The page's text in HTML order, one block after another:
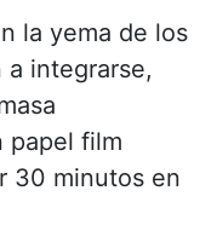
la yema de los
integrarse,
papel film
30 minutos en